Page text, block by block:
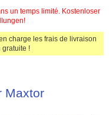
un temps limité. Kostenloser
charge les frais de livraison
gratuite !
Maxtor